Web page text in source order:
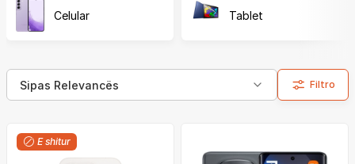
Celular Tablet
Filtro
E shitur